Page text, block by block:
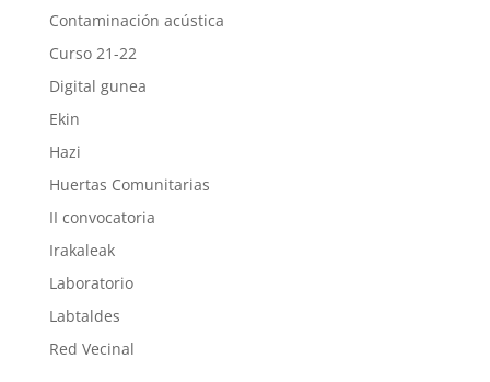
Contaminación acústica
Curso 21-22
Digital gunea
Ekin
Hazi
Huertas Comunitarias
II convocatoria
Irakaleak
Laboratorio
Labtaldes
Red Vecinal